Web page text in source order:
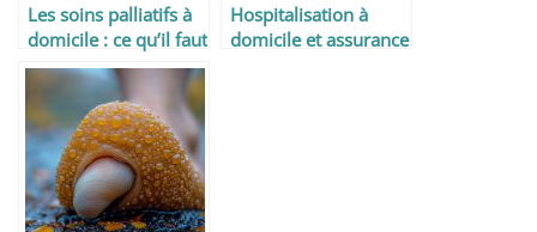
Les soins palliatifs à
domicile : ce qu’il faut
savoir
Hospitalisation à
domicile et assurance